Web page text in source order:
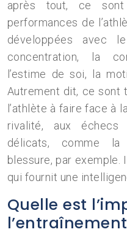
après tout, ce
performances de
développées avec
concentration, la
l’estime de soi, la
Autrement dit, ce sont
l’athlète à faire face à
rivalité, aux
délicats, comme la
blessure, par exemple.
qui fournit une
Quelle est